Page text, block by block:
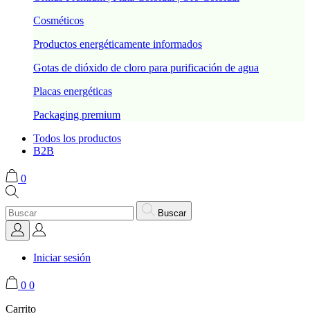
Cosméticos
Productos energéticamente informados
Gotas de dióxido de cloro para purificación de agua
Placas energéticas
Packaging premium
Todos los productos
B2B
0
Buscar
Iniciar sesión
0 0
Carrito